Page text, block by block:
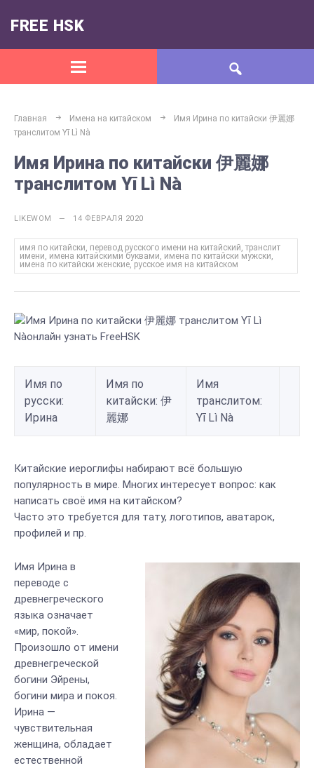
FREE HSK
Главная Имена на китайском
Имя Ирина по китайски 伊麗娜
транслитом Yī Lì Nà
Имя Ирина по китайски 伊麗娜
транслитом Yī Lì Nà
LIKEWOM — 14 ФЕВРАЛЯ 2020
имя по китайски, перевод русского имени на китайский, транслит
имени, имена китайскими буквами, имена по китайски мужски,
имена по китайски женские, русское имя на китайском
Имя по
русски:
Ирина
Имя по
китайски: 伊
麗娜
Имя
транслитом:
Yī Lì Nà
Китайские иероглифы набирают всё большую
популярность в мире. Многих интересует вопрос: как
написать своё имя на китайском?
Часто это требуется для тату, логотипов, аватарок,
профилей и пр.
Имя Ирина в
переводе с
древнегреческого
языка означает
«мир, покой».
Произошло от имени
древнегреческой
богини Эйрены,
богини мира и покоя.
Ирина —
чувствительная
женщина, обладает
естественной